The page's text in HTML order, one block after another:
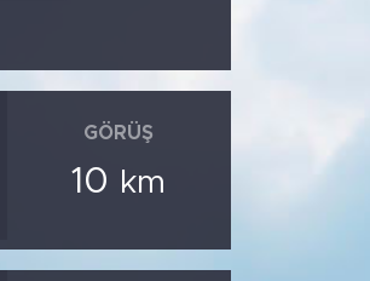
GÖRÜŞ
10 km